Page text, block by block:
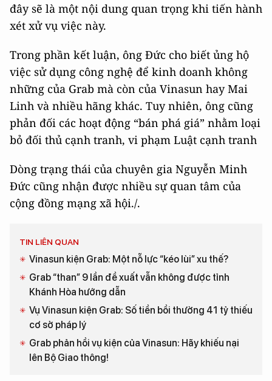
đây sẽ là một nội dung quan trọng khi tiến hành
xét xử vụ việc này.
Trong phần kết luận, ông Đức cho biết ủng hộ
việc sử dụng công nghệ để kinh doanh không
những của Grab mà còn của Vinasun hay Mai
Linh và nhiều hãng khác. Tuy nhiên, ông cũng
phản đối các hoạt động “bán phá giá” nhằm loại
bỏ đối thủ cạnh tranh, vi phạm Luật cạnh tranh
Dòng trạng thái của chuyên gia Nguyễn Minh
Đức cũng nhận được nhiều sự quan tâm của
cộng đồng mạng xã hội./.
TIN LIÊN QUAN
Vinasun kiện Grab: Một nỗ lực “kéo lùi” xu thế?
Grab “than” 9 lần đề xuất vẫn không được tỉnh
Khánh Hòa hướng dẫn
Vụ Vinasun kiện Grab: Số tiền bồi thường 41 tỷ thiếu
cơ sở pháp lý
Grab phản hồi vụ kiện của Vinasun: Hãy khiếu nại
lên Bộ Giao thông!